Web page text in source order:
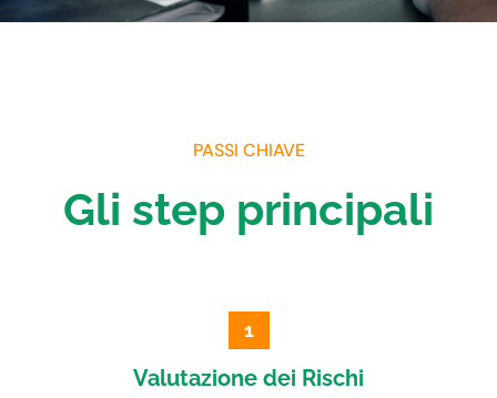
PASSI CHIAVE
Gli step principali
1
Valutazione dei Rischi